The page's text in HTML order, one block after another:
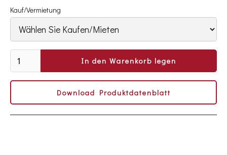
Kauf/Vermietung
Download Produktdatenblatt